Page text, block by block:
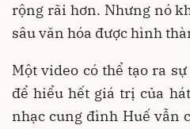
rộng rãi hơn. Nhưng nó
sâu văn hóa được hình
Một video có thể tạo ra
để hiểu hết giá trị của
nhạc cung đình Huế vẫn